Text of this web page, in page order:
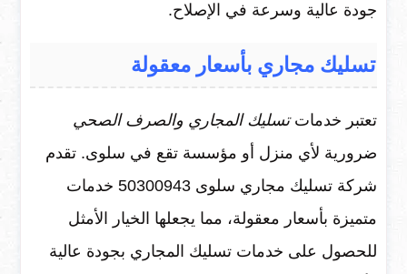
جودة عالية وسرعة في الإصلاح.
تسليك مجاري بأسعار معقولة
تعتبر خدماتتسليك المجاري والصرف الصحي
ضرورية لأي منزل أو مؤسسة تقع في سلوى. تقدم
شركة تسليك مجاري سلوى 50300943 خدمات
متميزة بأسعار معقولة، مما يجعلها الخيار الأمثل
للحصول على خدمات تسليك المجاري بجودة عالية